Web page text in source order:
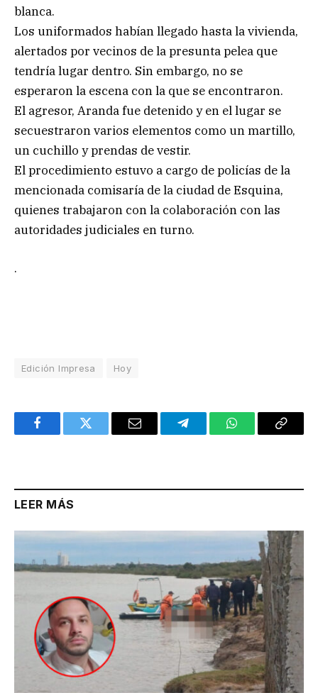
blanca.
Los uniformados habían llegado hasta la vivienda,
alertados por vecinos de la presunta pelea que
tendría lugar dentro. Sin embargo, no se
esperaron la escena con la que se encontraron.
El agresor, Aranda fue detenido y en el lugar se
secuestraron varios elementos como un martillo,
un cuchillo y prendas de vestir.
El procedimiento estuvo a cargo de policías de la
mencionada comisaría de la ciudad de Esquina,
quienes trabajaron con la colaboración con las
autoridades judiciales en turno.
.
Edición Impresa Hoy
FacebookTwitter Email TelegramWhatsAppCopy
LEER MÁS